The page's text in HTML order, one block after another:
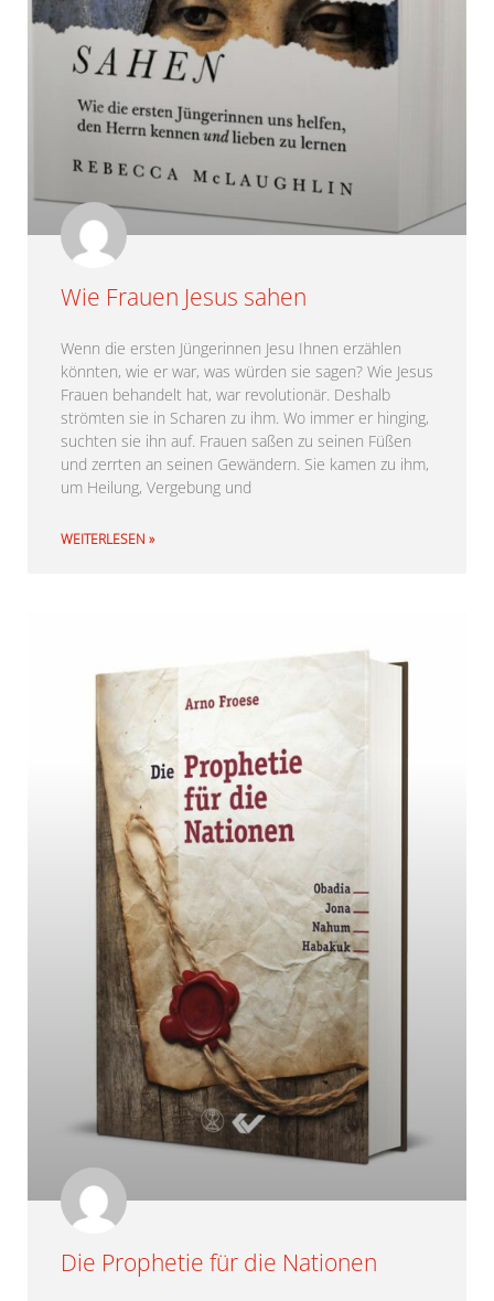
Wie Frauen Jesus sahen
Wenn die ersten Jüngerinnen Jesu Ihnen erzählen
könnten, wie er war, was würden sie sagen? Wie Jesus
Frauen behandelt hat, war revolutionär. Deshalb
strömten sie in Scharen zu ihm. Wo immer er hinging,
suchten sie ihn auf. Frauen saßen zu seinen Füßen
und zerrten an seinen Gewändern. Sie kamen zu ihm,
um Heilung, Vergebung und
WEITERLESEN »
Die Prophetie für die Nationen